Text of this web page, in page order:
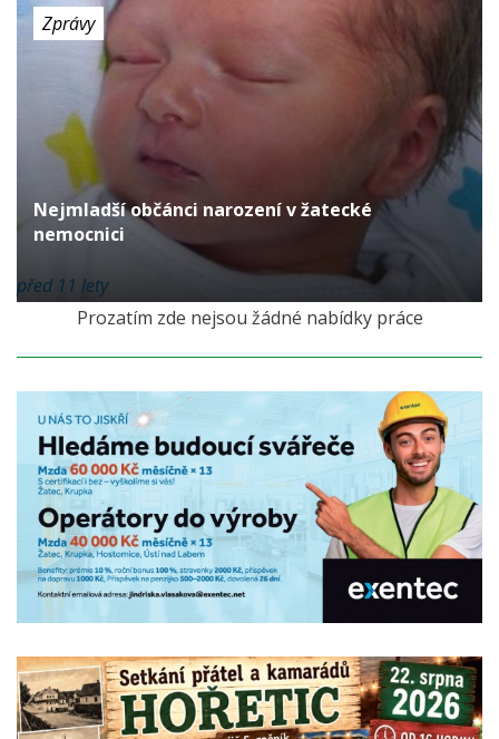
Zprávy
Nejmladší občánci narození v žatecké
nemocnici
před 11 lety
Prozatím zde nejsou žádné nabídky práce